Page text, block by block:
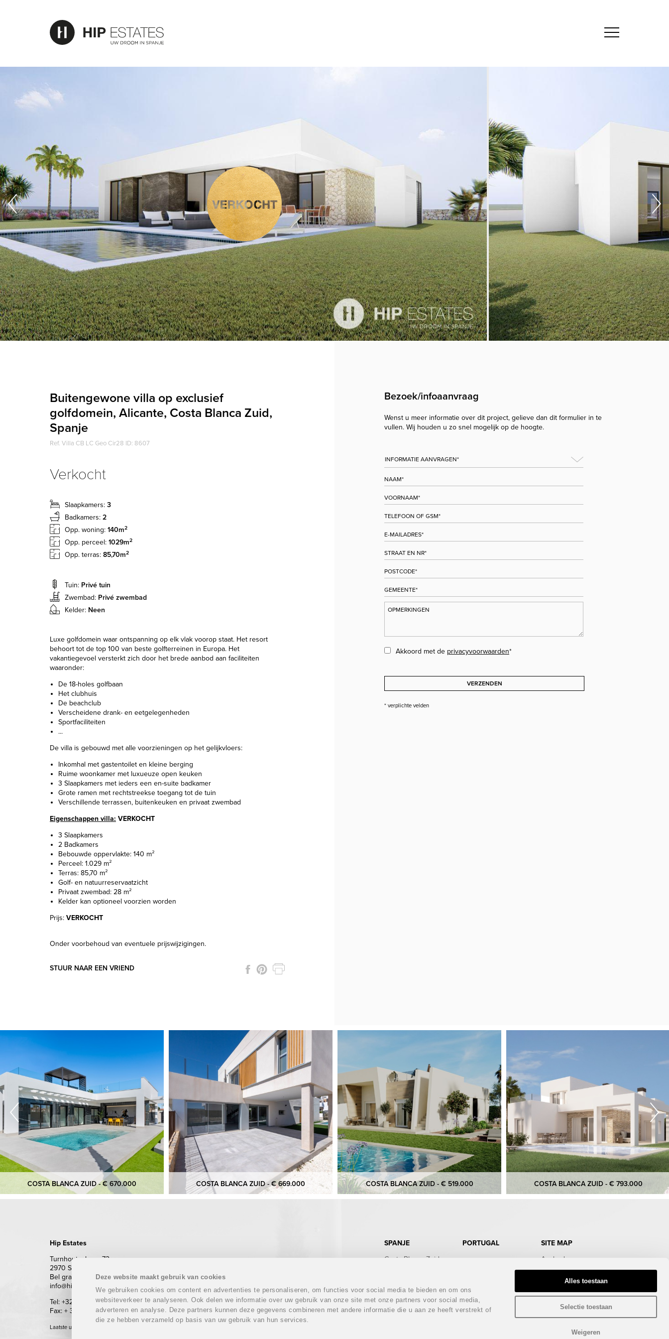
Deze website maakt gebruik van cookies
We gebruiken cookies om content en advertenties te personaliseren, om functies voor social media te bieden en om ons
websiteverkeer te analyseren. Ook delen we informatie over uw gebruik van onze site met onze partners voor social media,
adverteren en analyse. Deze partners kunnen deze gegevens combineren met andere informatie die u aan ze heeft verstrekt of
die ze hebben verzameld op basis van uw gebruik van hun services.
Alles toestaan
Selectie toestaan
Weigeren
Buitengewone villa op exclusief
golfdomein, Alicante, Costa Blanca Zuid,
Spanje
Ref. Villa CB LC Geo Cir28 ID: 8607
Verkocht
Slaapkamers: 3
Badkamers: 2
Opp. woning: 140m2
Opp. perceel: 1029m2
Opp. terras: 85,70m2
Tuin: Privé tuin
Zwembad: Privé zwembad
Kelder: Neen
Luxe golfdomein waar ontspanning op elk vlak voorop staat. Het resort
behoort tot de top 100 van beste golfterreinen in Europa. Het
vakantiegevoel versterkt zich door het brede aanbod aan faciliteiten
waaronder:
De 18-holes golfbaan
Het clubhuis
De beachclub
Verscheidene drank- en eetgelegenheden
Sportfaciliteiten
...
De villa is gebouwd met alle voorzieningen op het gelijkvloers:
Inkomhal met gastentoilet en kleine berging
Ruime woonkamer met luxueuze open keuken
3 Slaapkamers met ieders een en-suite badkamer
Grote ramen met rechtstreekse toegang tot de tuin
Verschillende terrassen, buitenkeuken en privaat zwembad
Eigenschappen villa: VERKOCHT
3 Slaapkamers
2 Badkamers
Bebouwde oppervlakte: 140 m²
Perceel: 1.029 m²
Terras: 85,70 m²
Golf- en natuurreservaatzicht
Privaat zwembad: 28 m²
Kelder kan optioneel voorzien worden
Prijs: VERKOCHT
Onder voorbehoud van eventuele prijswijzigingen.
STUUR NAAR EEN VRIEND
Bezoek/infoaanvraag
Wenst u meer informatie over dit project, gelieve dan dit formulier in te
vullen. Wij houden u zo snel mogelijk op de hoogte.
Akkoord met de privacyvoorwaarden*
VERZENDEN
* verplichte velden
COSTA BLANCA ZUID - € 670.000 COSTA BLANCA ZUID - € 669.000 COSTA BLANCA ZUID - € 519.000 COSTA BLANCA ZUID - € 793.000
Hip Estates
Turnhoutsebaan 72
2970 Schilde
Bel gratis 0800 62 500 (enkel vanuit België)
info@hipestates.com
Tel: +32 (0)3 283 87 87
Fax: + 32 (0)3 293 69 62
Laatste update: 08/08/2026
SPANJE
Costa Blanca Zuid
Costa del Sol
Costa Almeria
Costa Tropical
Costa Brava
PORTUGAL
SITE MAP
Aanbod
Doe de test
Gratis Infopakket
Magazine
Bezichtigingstrips
Infodagen